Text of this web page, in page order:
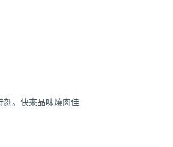
刻。快來品味燒肉佳